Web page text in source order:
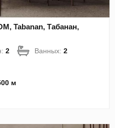
Tabanan, Табанан,
2 Ванных:2
м